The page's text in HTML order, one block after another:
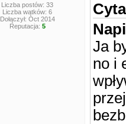
Liczba postów: 33
Liczba wątków: 6
Dołączył: Oct 2014
Reputacja: 5
Ja
no i